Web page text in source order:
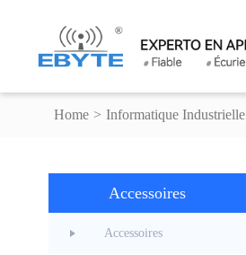
Home > Informatique Industrielle
Accessoires
Accessoires